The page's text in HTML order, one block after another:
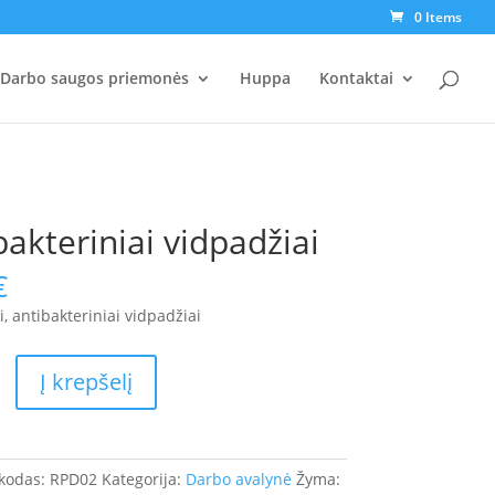
0 Items
Darbo saugos priemonės Huppa Kontaktai
vidpadžiai
antibakteriniai vidpadžiai
Į krepšelį
RPD02 Kategorija: Darbo avalynė Žyma: